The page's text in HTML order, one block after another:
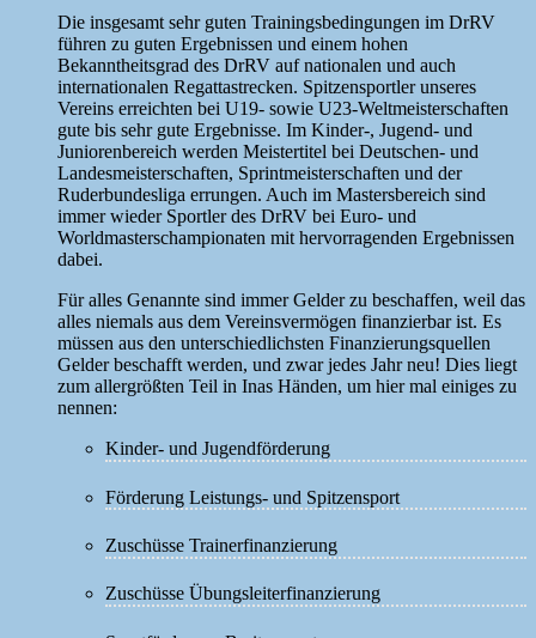
Die insgesamt sehr guten Trainingsbedingungen im DrRV
führen zu guten Ergebnissen und einem hohen
Bekanntheitsgrad des DrRV auf nationalen und auch
internationalen Regattastrecken. Spitzensportler unseres
Vereins erreichten bei U19- sowie U23-Weltmeisterschaften
gute bis sehr gute Ergebnisse. Im Kinder-, Jugend- und
Juniorenbereich werden Meistertitel bei Deutschen- und
Landesmeisterschaften, Sprintmeisterschaften und der
Ruderbundesliga errungen. Auch im Mastersbereich sind
immer wieder Sportler des DrRV bei Euro- und
Worldmasterschampionaten mit hervorragenden Ergebnissen
dabei.
Für alles Genannte sind immer Gelder zu beschaffen, weil das
alles niemals aus dem Vereinsvermögen finanzierbar ist. Es
müssen aus den unterschiedlichsten Finanzierungsquellen
Gelder beschafft werden, und zwar jedes Jahr neu! Dies liegt
zum allergrößten Teil in Inas Händen, um hier mal einiges zu
nennen:
Kinder- und Jugendförderung
Förderung Leistungs- und Spitzensport
Zuschüsse Trainerfinanzierung
Zuschüsse Übungsleiterfinanzierung